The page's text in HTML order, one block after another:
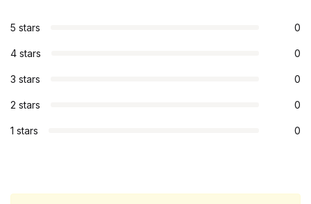
5 stars 0
4 stars 0
3 stars 0
2 stars 0
1 stars 0